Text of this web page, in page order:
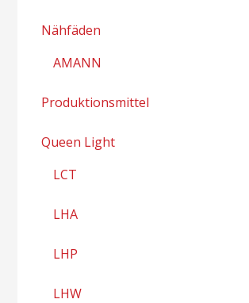
Nähfäden
AMANN
Produktionsmittel
Queen Light
LCT
LHA
LHP
LHW